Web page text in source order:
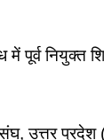
में पूर्व नियुक्त
उत्तर प्रदेश